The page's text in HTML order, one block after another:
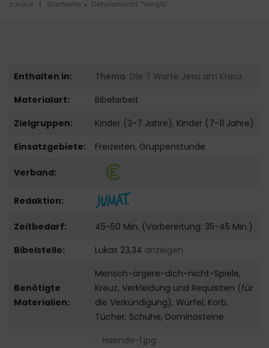
zurück | Startseite Detailansicht "Vergib"
Enthalten in: Thema: Die 7 Worte Jesu am Kreuz
Materialart:
Bibelarbeit
Zielgruppen:
Kinder (3-7 Jahre), Kinder (7-11 Jahre)
Einsatzgebiete:
Freizeiten, Gruppenstunde
Verband:
Redaktion:
Zeitbedarf:
45-50 Min. (Vorbereitung: 35-45 Min.)
Bibelstelle:
Lukas 23,34 anzeigen
Benötigte
Materialien:
Mensch-ärgere-dich-nicht-Spiele,
Kreuz, Verkleidung und Requisiten (für
die Verkündigung), Würfel, Korb,
Tücher, Schuhe, Dominosteine
Haende-1.jpg